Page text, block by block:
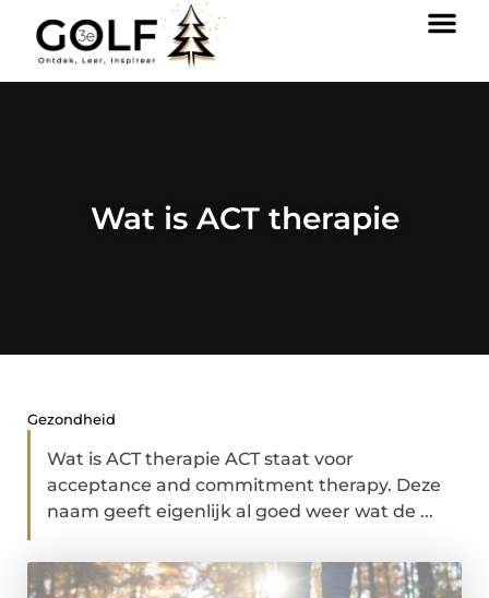
Wat is ACT therapie
Gezondheid
Wat is ACT therapie ACT staat voor
acceptance and commitment therapy. Deze
naam geeft eigenlijk al goed weer wat de ...